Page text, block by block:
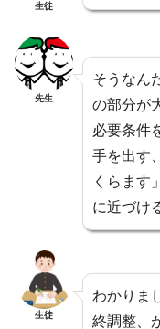
生徒
先生
そうなん
の部分が
必要条件
手を出す
くらます
に近づけ
生徒
わかりま
終調整、